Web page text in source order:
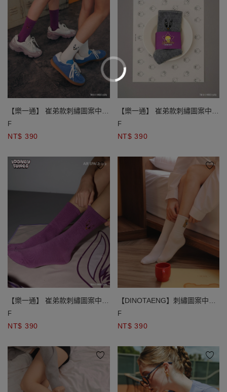
【樂一通】 崔弟款刺繡圖案中筒
襪
F
NT$ 390
【樂一通】 崔弟款刺繡圖案中筒
襪
F
NT$ 390
【樂一通】 崔弟款刺繡圖案中筒
襪
F
NT$ 390
【DINOTAENG】刺繡圖案中筒
襪
F
NT$ 390